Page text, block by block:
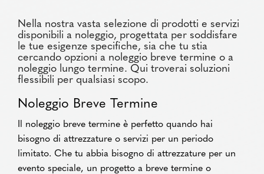
Nella nostra vasta selezione di prodotti e servizi
disponibili a noleggio, progettata per soddisfare
le tue esigenze specifiche, sia che tu stia
cercando opzioni a noleggio breve termine o a
noleggio lungo termine. Qui troverai soluzioni
flessibili per qualsiasi scopo.
Noleggio Breve Termine
Il noleggio breve termine è perfetto quando hai
bisogno di attrezzature o servizi per un periodo
limitato. Che tu abbia bisogno di attrezzature per un
evento speciale, un progetto a breve termine o